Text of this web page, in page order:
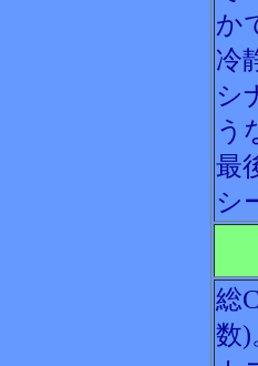
か
冷
シ
う
最
シ
総
数)